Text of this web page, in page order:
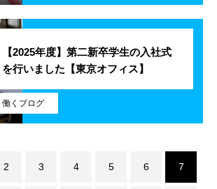
事業 業務 待遇 ブログ インタビュー
働くブログ
【2025年度】第二新卒学生の入社式
を行いました【東京オフィス】
2 3 4 5 6 7